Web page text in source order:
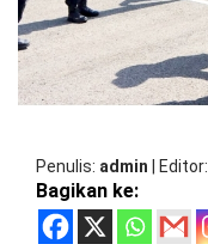
PRINGSEWU
LAMPUNG
LAMPUNG
TENGAH
DPRD
PESAWARAN
DPRD
PRINGSEWU
DKI
JAKARTA
Penulis admin Editor
Bagikan ke: